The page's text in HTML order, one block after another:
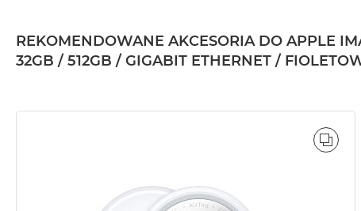
REKOMENDOWANE AKCESORIA DO APPLE
32GB / 512GB / GIGABIT ETHERNET /